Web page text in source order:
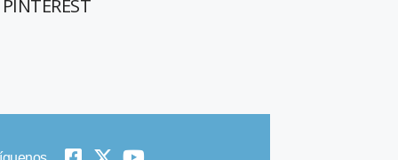
PINTEREST